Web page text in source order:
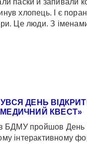
паски й запивали
хлопець. І є
Це люди. З
ДЕНЬ
КВЕСТ»
БДМУ пройшов День
інтерактивному